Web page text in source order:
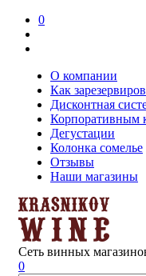
0
О компании
Как
Дисконтная
Корпоративным
Дегустации
Колонка сомелье
Отзывы
Наши магазины
Сеть винных
0